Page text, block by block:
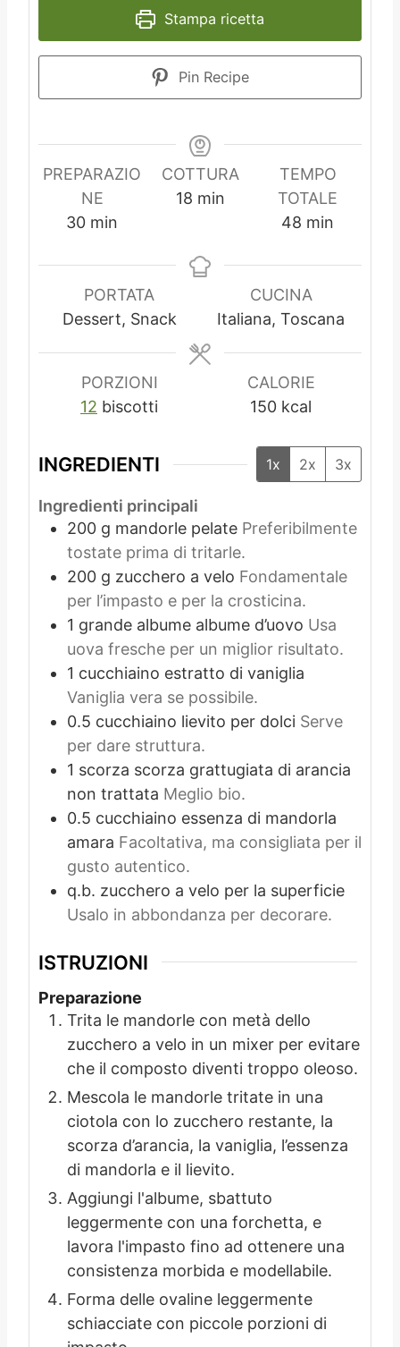
Stampa ricetta
Pin Recipe
PREPARAZIO
NE
30m
n
u
t
min
COTTURA
18m
u
min
TEMPO
TOTALE
48 m
n
u
t
min
PORTATA
Dessert, Snack
CUCINA
Italiana, Toscana
PORZIONI
12 biscotti
CALORIE
150 kcal
INGREDIENTI 1x 2x 3x
Ingredienti principali
200 g mandorle pelate Preferibilmente
tostate prima di tritarle.
200 g zucchero a velo Fondamentale
per l’impasto e per la crosticina.
1 grande albume albume d’uovo Usa
uova fresche per un miglior risultato.
1 cucchiaino estratto di vaniglia
Vaniglia vera se possibile.
0.5 cucchiaino lievito per dolci Serve
per dare struttura.
1 scorza scorza grattugiata di arancia
non trattata Meglio bio.
0.5 cucchiaino essenza di mandorla
amara Facoltativa, ma consigliata per il
gusto autentico.
q.b. zucchero a velo per la superficie
Usalo in abbondanza per decorare.
ISTRUZIONI
Preparazione
Trita le mandorle con metà dello
zucchero a velo in un mixer per evitare
che il composto diventi troppo oleoso.
Mescola le mandorle tritate in una
ciotola con lo zucchero restante, la
scorza d’arancia, la vaniglia, l’essenza
di mandorla e il lievito.
Aggiungi l'albume, sbattuto
leggermente con una forchetta, e
lavora l'impasto fino ad ottenere una
consistenza morbida e modellabile.
Forma delle ovaline leggermente
schiacciate con piccole porzioni di